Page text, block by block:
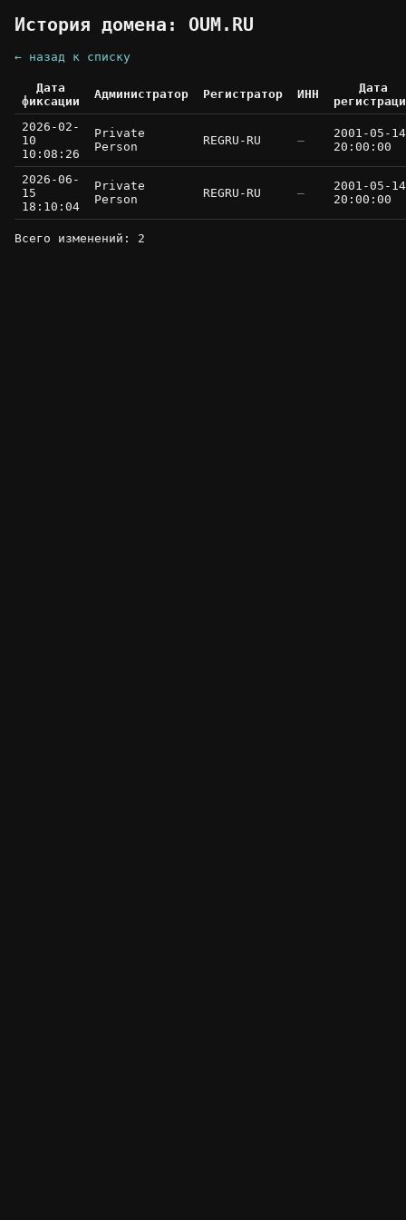
История домена: OUM.RU
← назад к списку
Дата
фиксации
Администратор Регистратор ИНН
Дата
2026-02-
10
10:08:26
Private
Person
REGRU-RU —
2001-05-14
20:00:00
2026-06-
15
18:10:04
Private
Person
REGRU-RU —
2001-05-14
20:00:00
Всего изменений: 2